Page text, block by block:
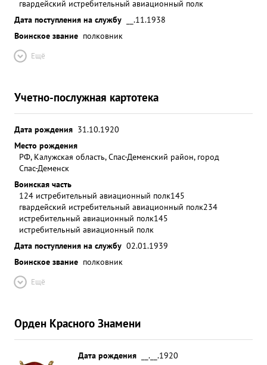
гвардейский истребительный авиационный полк
Дата поступления на службу
__.11.1938
Воинское звание полковник
Ещё
Учетно-послужная картотека
Дата рождения 31.10.1920
Место рождения
РФ, Калужская область, Спас-Деменский район, город
Спас-Деменск
Воинская часть
124 истребительный авиационный полк145
гвардейский истребительный авиационный полк234
истребительный авиационный полк145
истребительный авиационный полк
Дата поступления на службу 02.01.1939
Воинское звание полковник
Ещё
Орден Красного Знамени
Дата рождения
__.__.1920